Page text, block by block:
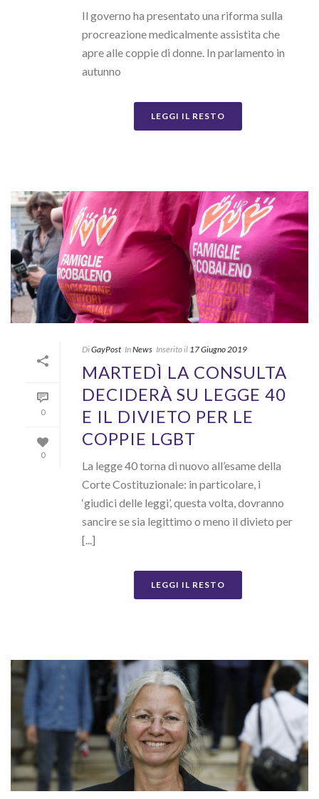
Il governo ha presentato una riforma sulla
procreazione medicalmente assistita che
apre alle coppie di donne. In parlamento in
autunno
LEGGI IL RESTO
0
0
DiGayPost InNews Inserito il 17 Giugno 2019
MARTEDÌ LA CONSULTA
DECIDERÀ SU LEGGE 40
E IL DIVIETO PER LE
COPPIE LGBT
La legge 40 torna di nuovo all’esame della
Corte Costituzionale: in particolare, i
‘giudici delle leggi’, questa volta, dovranno
sancire se sia legittimo o meno il divieto per
[...]
LEGGI IL RESTO